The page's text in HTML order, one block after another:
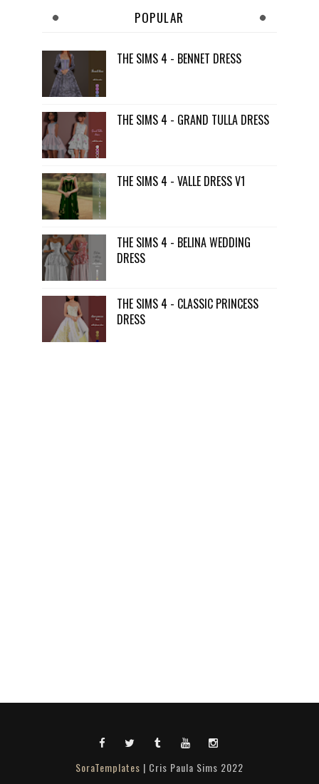
POPULAR
THE SIMS 4 - BENNET DRESS
THE SIMS 4 - GRAND TULLA DRESS
THE SIMS 4 - VALLE DRESS V1
THE SIMS 4 - BELINA WEDDING
DRESS
THE SIMS 4 - CLASSIC PRINCESS
DRESS
SoraTemplates | Cris Paula Sims 2022